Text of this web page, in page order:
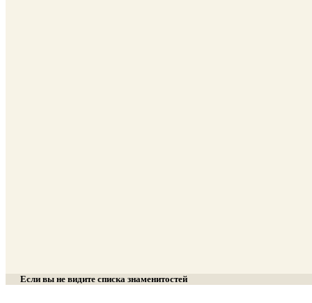
Если вы не видите списка знаменитостей